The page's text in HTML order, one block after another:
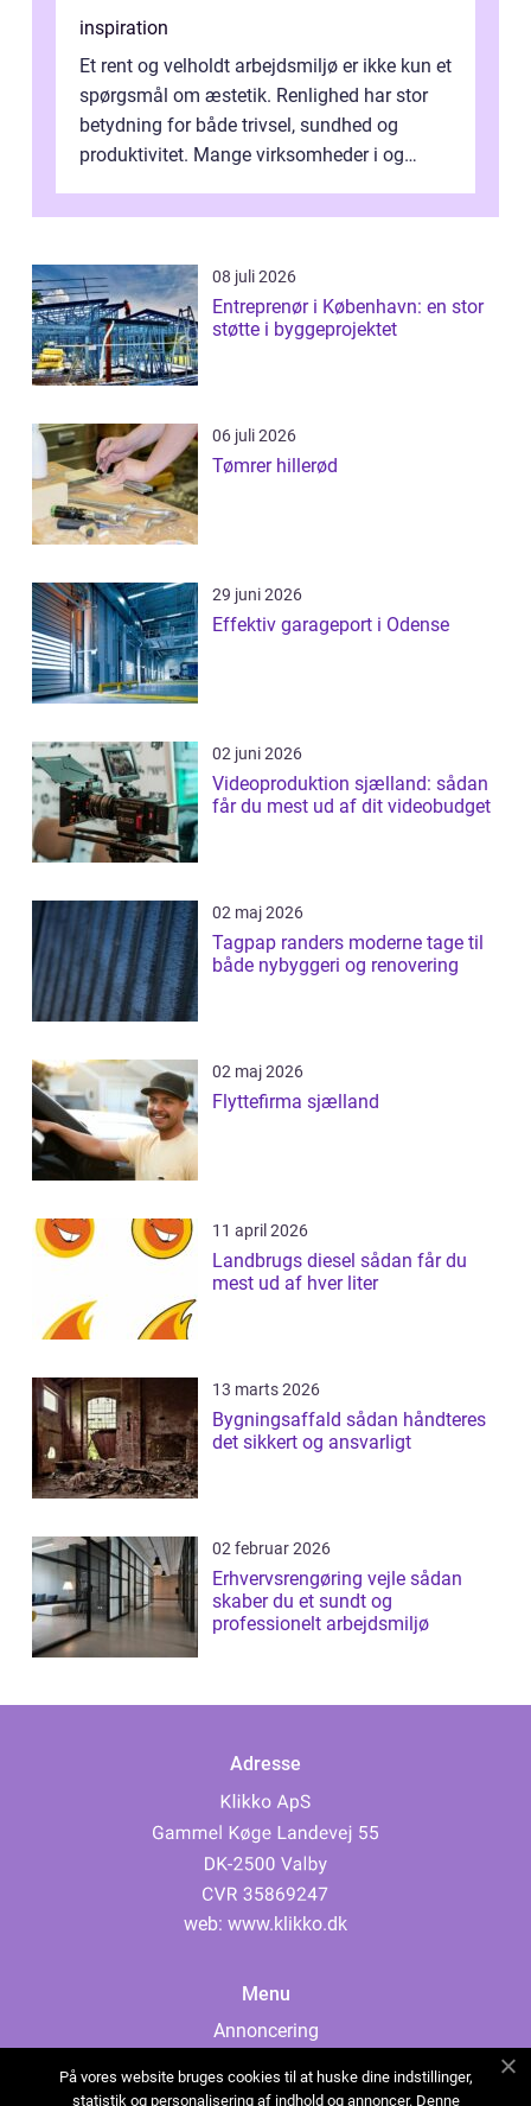
inspiration
Et rent og velholdt arbejdsmiljø er ikke kun et
spørgsmål om æstetik. Renlighed har stor
betydning for både trivsel, sundhed og
produktivitet. Mange virksomheder i og
08 juli 2026
Entreprenør i København: en stor
støtte i byggeprojektet
06 juli 2026
Tømrer hillerød
29 juni 2026
Effektiv garageport i Odense
02 juni 2026
Videoproduktion sjælland: sådan
får du mest ud af dit videobudget
02 maj 2026
Tagpap randers moderne tage til
både nybyggeri og renovering
02 maj 2026
Flyttefirma sjælland
11 april 2026
Landbrugs diesel sådan får du
mest ud af hver liter
13 marts 2026
Bygningsaffald sådan håndteres
det sikkert og ansvarligt
02 februar 2026
Erhvervsrengøring vejle sådan
skaber du et sundt og
professionelt arbejdsmiljø
Adresse
web: www.klikko.dk
Menu
Annoncering
Cookies
På vores website bruges cookies til at huske dine indstillinger,
statistik og personalisering af indhold og annoncer. Denne